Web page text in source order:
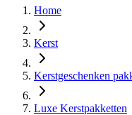
Home
Kerst
Kerstgeschenken
Luxe Kerstpakketten